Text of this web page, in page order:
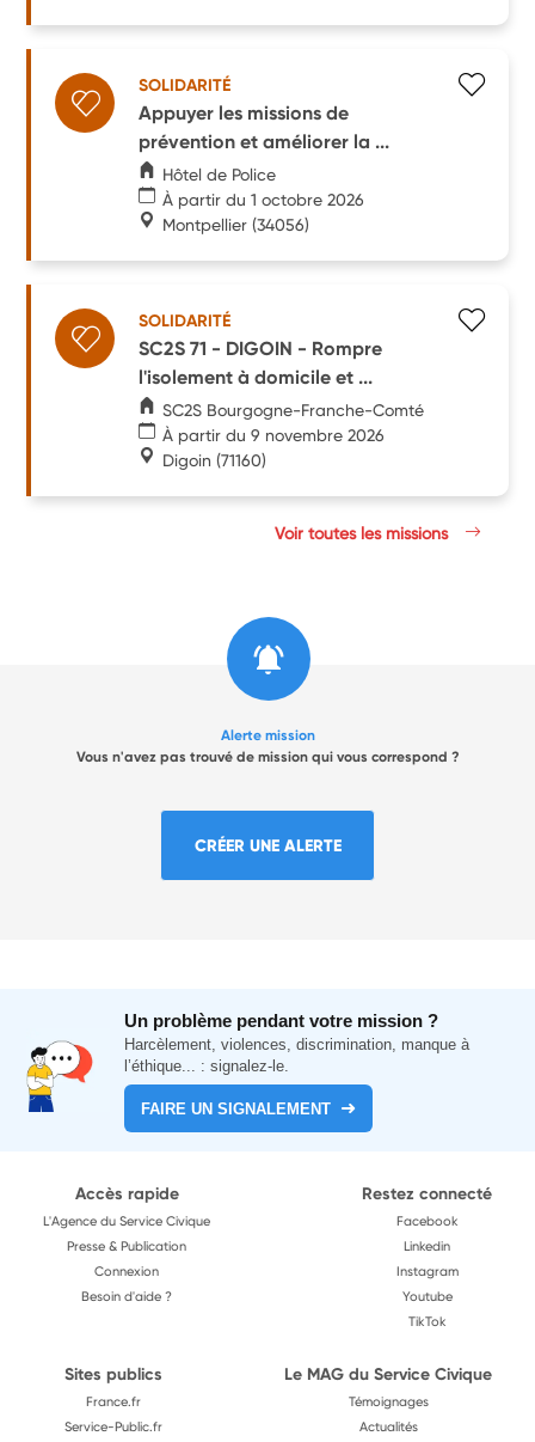
SOLIDARITÉ
Appuyer les missions de
prévention et améliorer la ...
Hôtel de Police
À partir du 1 octobre 2026
Montpellier (34056)
SOLIDARITÉ
SC2S 71 - DIGOIN - Rompre
l'isolement à domicile et ...
SC2S Bourgogne-Franche-Comté
À partir du 9 novembre 2026
Digoin (71160)
Voir toutes les missions
Alerte mission
Vous n'avez pas trouvé de mission qui vous correspond ?
CRÉER UNE ALERTE
Un problème pendant votre mission ?
Harcèlement, violences, discrimination, manque à
l’éthique... : signalez-le.
FAIRE UN SIGNALEMENT
Accès rapide
L'Agence du Service Civique
Presse & Publication
Connexion
Besoin d'aide ?
Restez connecté
Facebook
Linkedin
Instagram
Youtube
TikTok
Sites publics
France.fr
Service-Public.fr
Le MAG du Service Civique
Témoignages
Actualités